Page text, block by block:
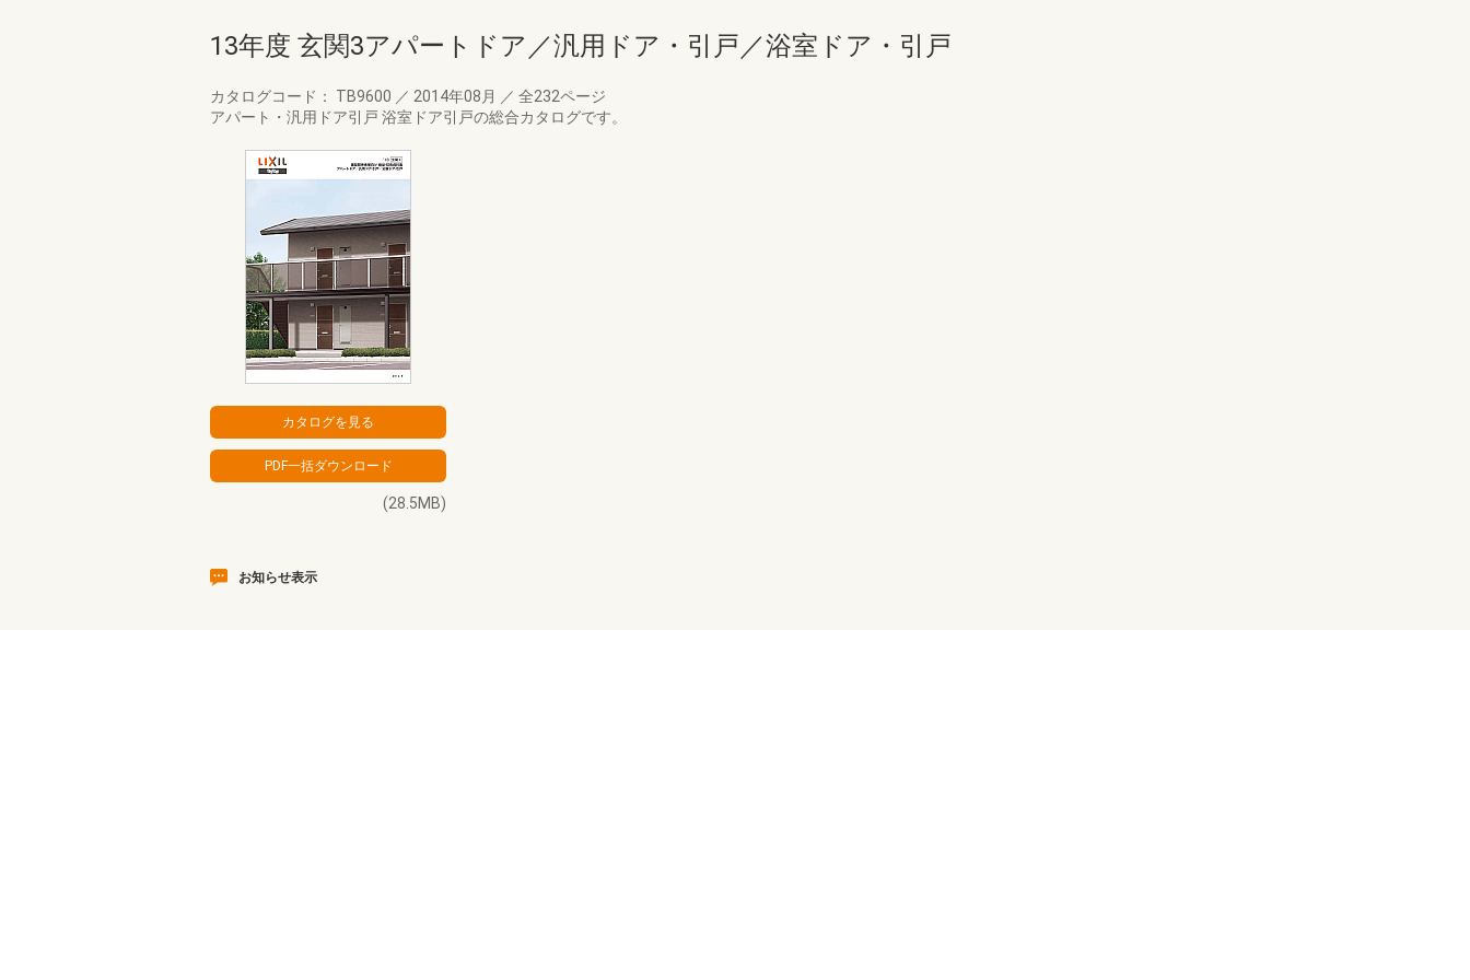
13年度 玄関3アパートドア／汎用ドア・引戸／浴室ドア・引戸
カタログコード： TB9600 ／ 2014年08月 ／ 全232ページ
アパート・汎用ドア引戸 浴室ドア引戸の総合カタログです。
(28.5MB)
お知らせ表示